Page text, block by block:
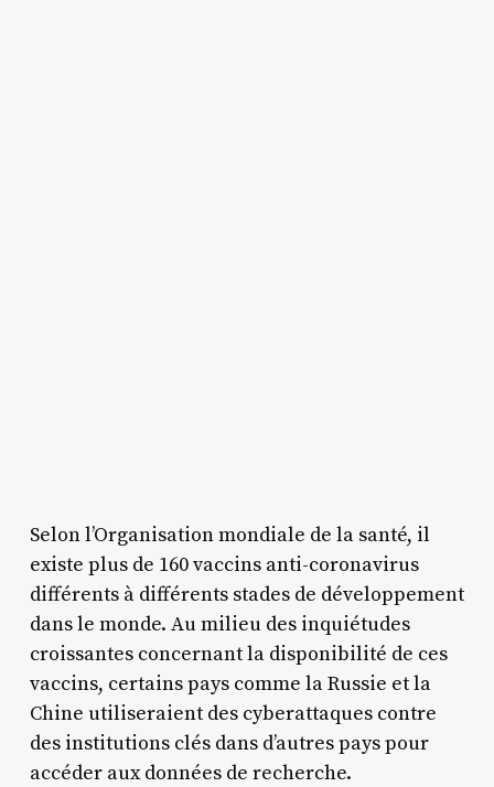
Selon l’Organisation mondiale de la santé, il
existe plus de 160 vaccins anti-coronavirus
différents à différents stades de développement
dans le monde. Au milieu des inquiétudes
croissantes concernant la disponibilité de ces
vaccins, certains pays comme la Russie et la
Chine utiliseraient des cyberattaques contre
des institutions clés dans d’autres pays pour
accéder aux données de recherche.